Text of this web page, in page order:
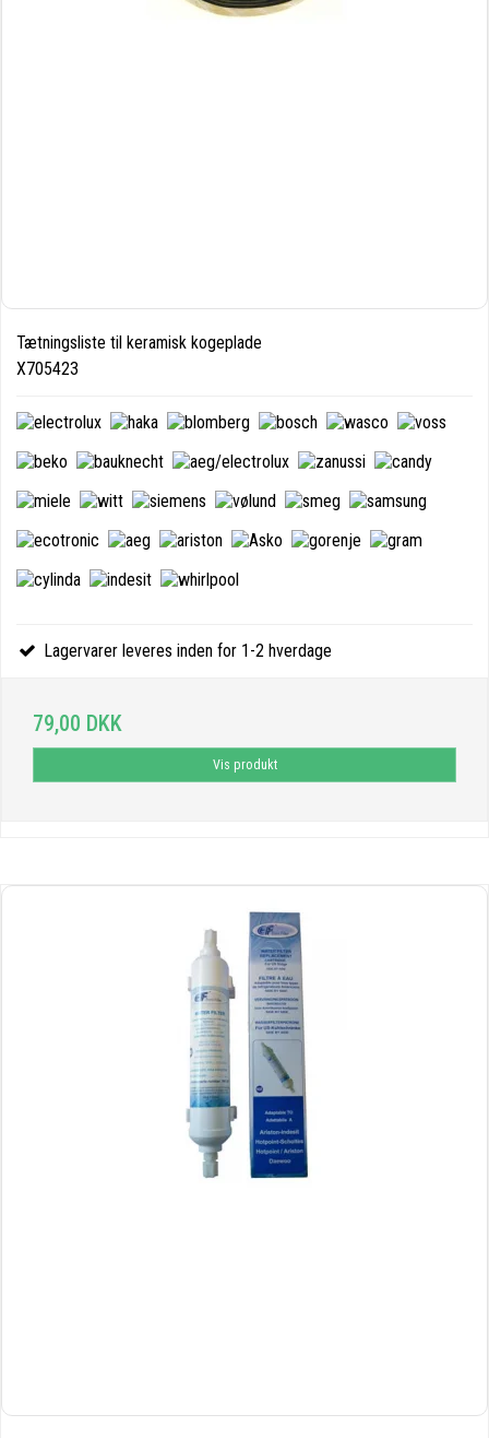
Tætningsliste til keramisk kogeplade
X705423
Lagervarer leveres inden for 1-2 hverdage
79,00 DKK
Vis produkt